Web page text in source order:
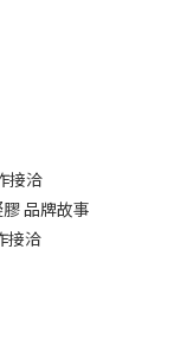
接洽
品牌故事
接洽